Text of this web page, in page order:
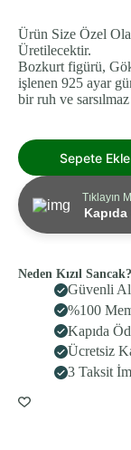
₺7.250,00.
fiyat:
Ürün Size Özel
Üretilecektir.
Bozkurt figürü,
işlenen 925 ayar
bir ruh ve
Sepete Ekle
Tıklayın
Neden Kızıl Sancak?
Güvenli
%100
Kapıda
Ücretsiz
3 Taksit